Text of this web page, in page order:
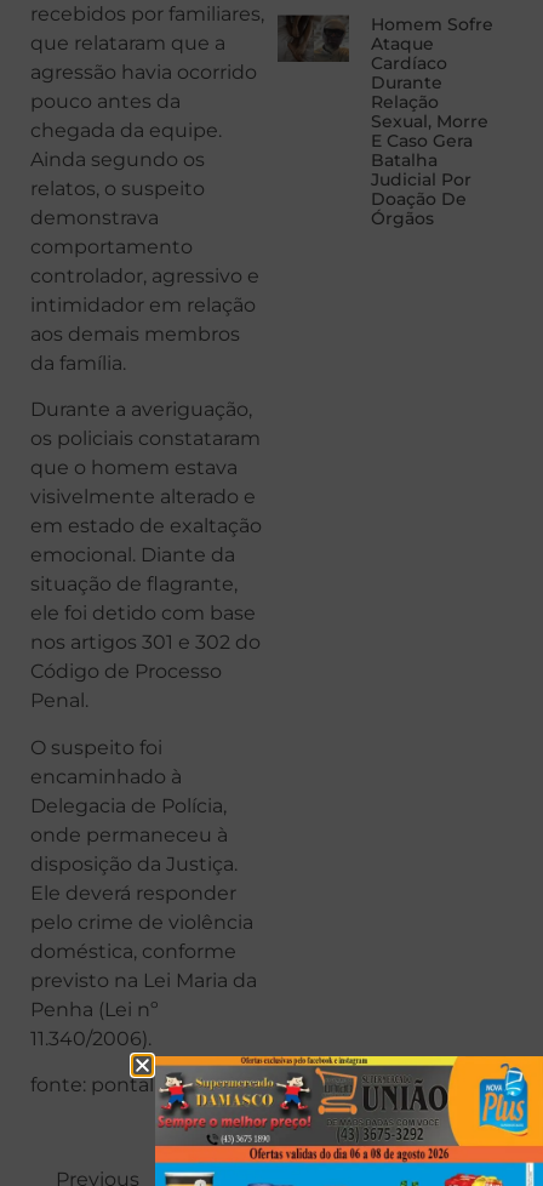
recebidos por familiares,
que relataram que a
agressão havia ocorrido
pouco antes da
chegada da equipe.
Ainda segundo os
relatos, o suspeito
demonstrava
comportamento
controlador, agressivo e
intimidador em relação
aos demais membros
da família.
Durante a averiguação,
os policiais constataram
que o homem estava
visivelmente alterado e
em estado de exaltação
emocional. Diante da
situação de flagrante,
ele foi detido com base
nos artigos 301 e 302 do
Código de Processo
Penal.
O suspeito foi
encaminhado à
Delegacia de Polícia,
onde permaneceu à
disposição da Justiça.
Ele deverá responder
pelo crime de violência
doméstica, conforme
previsto na Lei Maria da
Penha (Lei nº
11.340/2006).
fonte: pontal news
Homem Sofre
Ataque
Cardíaco
Durante
Relação
Sexual, Morre
E Caso Gera
Batalha
Judicial Por
Doação De
Órgãos
Previous Next